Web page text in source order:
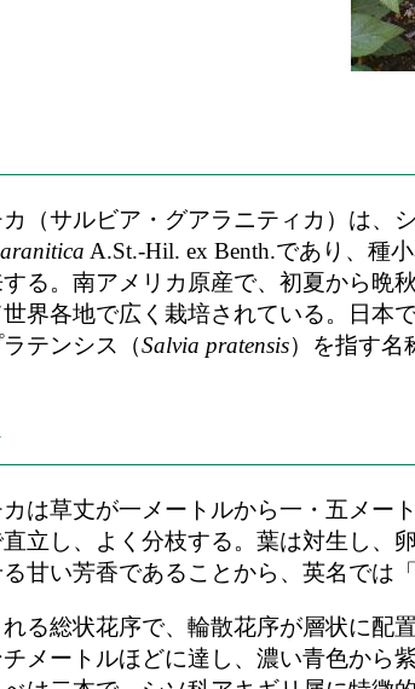
（サルビア・グアラニティカ）は、
A.St.-Hil. ex Benth.であり、種
る。南アメリカ原産で、初夏から晩
界各地で広く栽培されている。日本
テンシス（Salvia pratensis）を指す名
は草丈が一メートルから一・五メー
立し、よく分枝する。葉は対生し、
甘い芳香であることから、英名では
る総状花序で、輪散花序が層状に配
メートルほどに達し、濃い青色から